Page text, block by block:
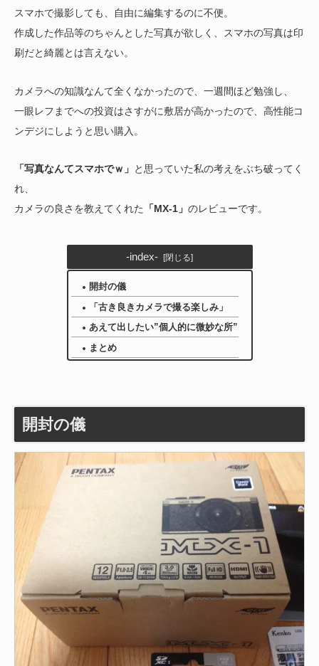
スマホで撮影しても、自由に編集するのに不便。
作成した作品等のちゃんとした写真が欲しく、スマホの写真は印
刷だと綺麗とは言えない。
カメラへの知識なんて全くなかったので、一週間ほど勉強し、
一眼レフまでへの投資はさすがに敷居が高かったので、高性能コ
ンデジにしようと思い購入。
「写真なんてスマホでｗ」 と思っていた私の考えをぶち破ってく
れ、
カメラの良さを教えてくれた
「MX-1」 のレビューです。
-index-
開封の儀
「古き良きカメラで撮る楽しみ」
あえて出したい”個人的に微妙な所”
まとめ
開封の儀